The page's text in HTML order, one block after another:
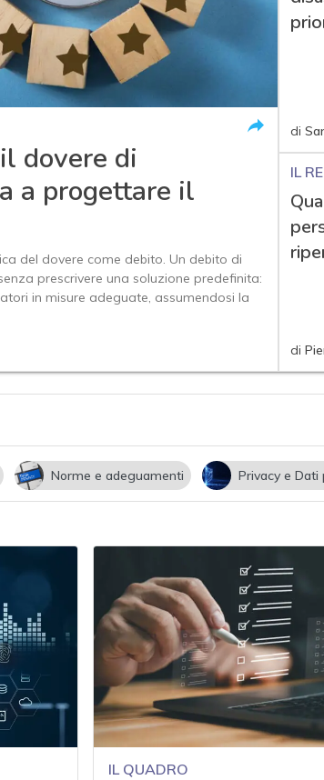
dovere di
a progettare il
del dovere come debito. Un debito di
prescrivere una soluzione predefinita:
in misure adeguate, assumendosi la
di
IL
di
Norme e adeguamenti Privacy e Dati
IL QUADRO